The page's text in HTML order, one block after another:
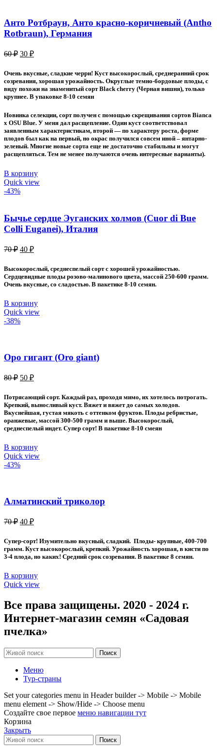
Анто Ротбраун, Анто красно-коричневый (Antho
Rotbraun), Германия
60₽ Первоначальная
60 ₽.
30 ₽Текущая
30 ₽.
Очень вкусные, сладкие черри! Куст высокорослый, среднеранний срок
созревания, хорошая урожайность. Округлые темно-бордовые плоды, с
виду похожи на знаменитый сорт Black cherry (Черная вишня), только
крупнее. В упаковке 8-10 семян
Новинка селекции, сорт получен с помощью скрещивания сортов Bianca
x OSU Blue. У меня дал расщепление. Один куст соответствовал
заявленным характеристикам, второй — по характеру роста, форме
плодов был как на первый, но окрас получился совсем иной – янтарно-
зеленый. Многие новые сорта еще не достаточно стабильны и могут
расщепляться. Тем не менее получаются очень интересные варианты).
В корзину
Quick view
-43%
Бычье сердце Эуганских холмов (Cuor di Bue
Colli Euganei), Италия
70₽ Первоначальная
составляла
70 ₽.
40 ₽Текущая
40 ₽.
Высокорослый, среднеспелый сорт с хорошей урожайностью.
Сердцевидные плоды розово-малинового цвета, массой 250-600 грамм.
Очень вкусные, со сладостью. В пакетике 8-10 семян.
В корзину
Quick view
-38%
Оро гигант (Oro giant)
80₽ Первоначальная
составляла
80 ₽.
50 ₽Текущая
50 ₽.
Потрясающий сорт. Каждый раз, проходя мимо, их хотелось потрогать.
Крепкий, выносливый куст. Вяжет и вяжет до самых холодов.
Вкуснейшая, густая мякоть с оттенком фруктов. Плоды ребристые,
оранжевые, массой 300-500 грамм и выше. Высокорослый,
среднеспелый индет. Супер сорт! В пакетике 8-10 смеян
В корзину
Quick view
-43%
Алматинский триколор
70₽ Первоначальная
составляла
70 ₽.
40 ₽Текущая
40 ₽.
Супер-сорт! Изумительно вкусный, сладкий. Плоды- крупные, 400-700
грамм. Куст высокорослый, крепкий. Урожайность хорошая, в кисти по
3-4 плода, но каких! Средний срок созревания. В пакетике 8 семян.
В корзину
Quick view
Все права защищены. 2020 - 2024 г.
Интернет-магазин семян «Садовая
пчелка»
Поиск
Меню
Тур-страны
Set your categories menu in Header builder -> Mobile -> Mobile
menu element -> Show/Hide -> Choose menu
Создайте свое первое меню навигации тут
Корзина
Закрыть
Поиск